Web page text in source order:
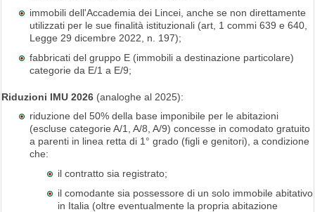
immobili dell'Accademia dei Lincei, anche se non direttamente
utilizzati per le sue finalità istituzionali (art, 1 commi 639 e 640,
Legge 29 dicembre 2022, n. 197);
fabbricati del gruppo E (immobili a destinazione particolare)
categorie da E/1 a E/9;
Riduzioni IMU 2026(analoghe al 2025):
riduzione del 50% della base imponibile per le abitazioni
(escluse categorie A/1, A/8, A/9) concesse in comodato gratuito
a parenti in linea retta di 1° grado (figli e genitori), a condizione
che:
il contratto sia registrato;
il comodante sia possessore di un solo immobile abitativo
in Italia (oltre eventualmente la propria abitazione